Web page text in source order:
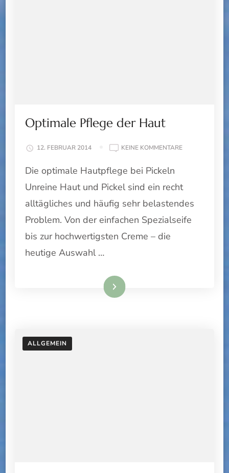
Optimale Pflege der Haut
12. FEBRUAR 2014 KEINE KOMMENTAREZU
HAUT
Die optimale Hautpflege bei Pickeln
Unreine Haut und Pickel sind ein recht
alltägliches und häufig sehr belastendes
Problem. Von der einfachen Spezialseife
bis zur hochwertigsten Creme – die
heutige Auswahl …
Weiterlesen
ALLGEMEIN